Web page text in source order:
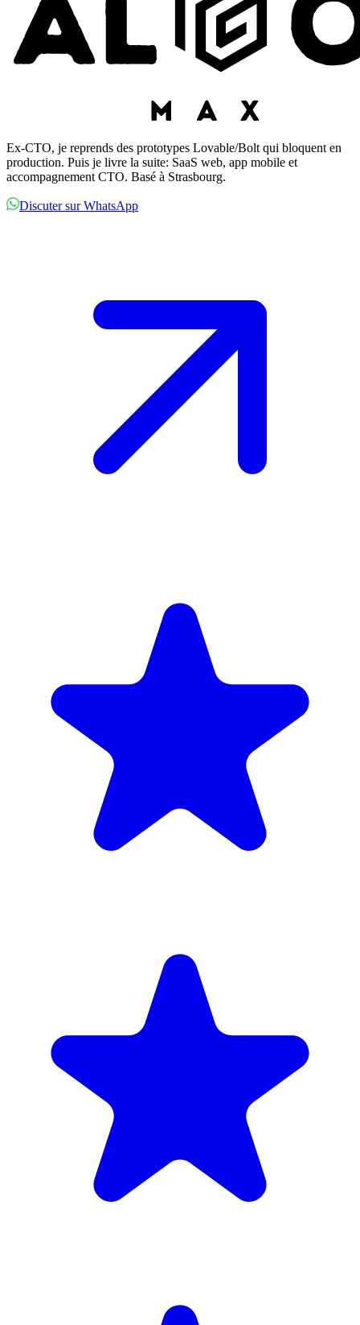
Ex-CTO, je reprends des prototypes Lovable/Bolt qui bloquent en
production. Puis je livre la suite: SaaS web, app mobile et
accompagnement CTO. Basé à Strasbourg.
Discuter sur WhatsApp